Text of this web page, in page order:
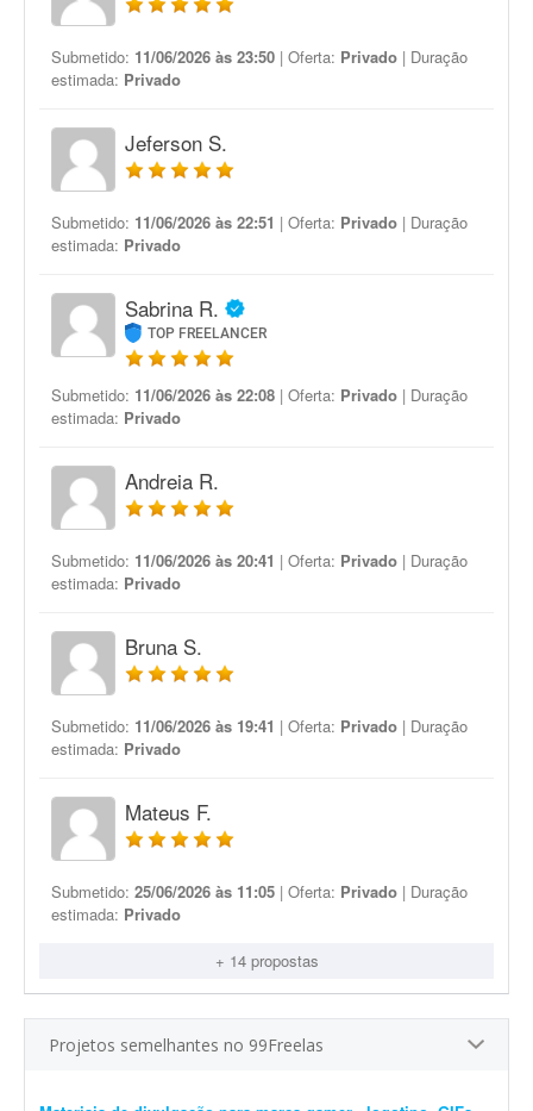
Submetido: 11/06/2026 às 23:50 | Oferta: Privado | Duração
estimada: Privado
Jeferson S.
Submetido: 11/06/2026 às 22:51 | Oferta: Privado | Duração
estimada: Privado
Sabrina R.
TOP FREELANCER
Submetido: 11/06/2026 às 22:08 | Oferta: Privado | Duração
estimada: Privado
Andreia R.
Submetido: 11/06/2026 às 20:41 | Oferta: Privado | Duração
estimada: Privado
Bruna S.
Submetido: 11/06/2026 às 19:41 | Oferta: Privado | Duração
estimada: Privado
Mateus F.
Submetido: 25/06/2026 às 11:05 | Oferta: Privado | Duração
estimada: Privado
+ 14 propostas
Projetos semelhantes no 99Freelas